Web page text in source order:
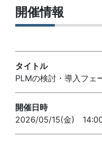
開催情報
タイトル
PLMの検討・導入フェ
開催日時
2026/05/15(金)